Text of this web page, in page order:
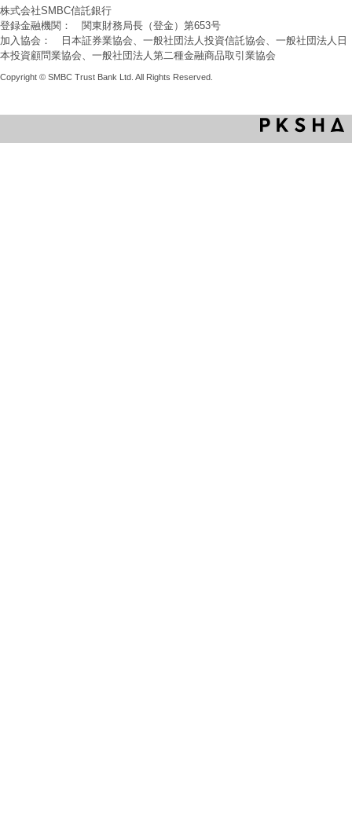
株式会社SMBC信託銀行
登録金融機関： 関東財務局長（登金）第653号
加入協会： 日本証券業協会、一般社団法人投資信託協会、一般社団法人日
本投資顧問業協会、一般社団法人第二種金融商品取引業協会
Copyright © SMBC Trust Bank Ltd. All Rights Reserved.